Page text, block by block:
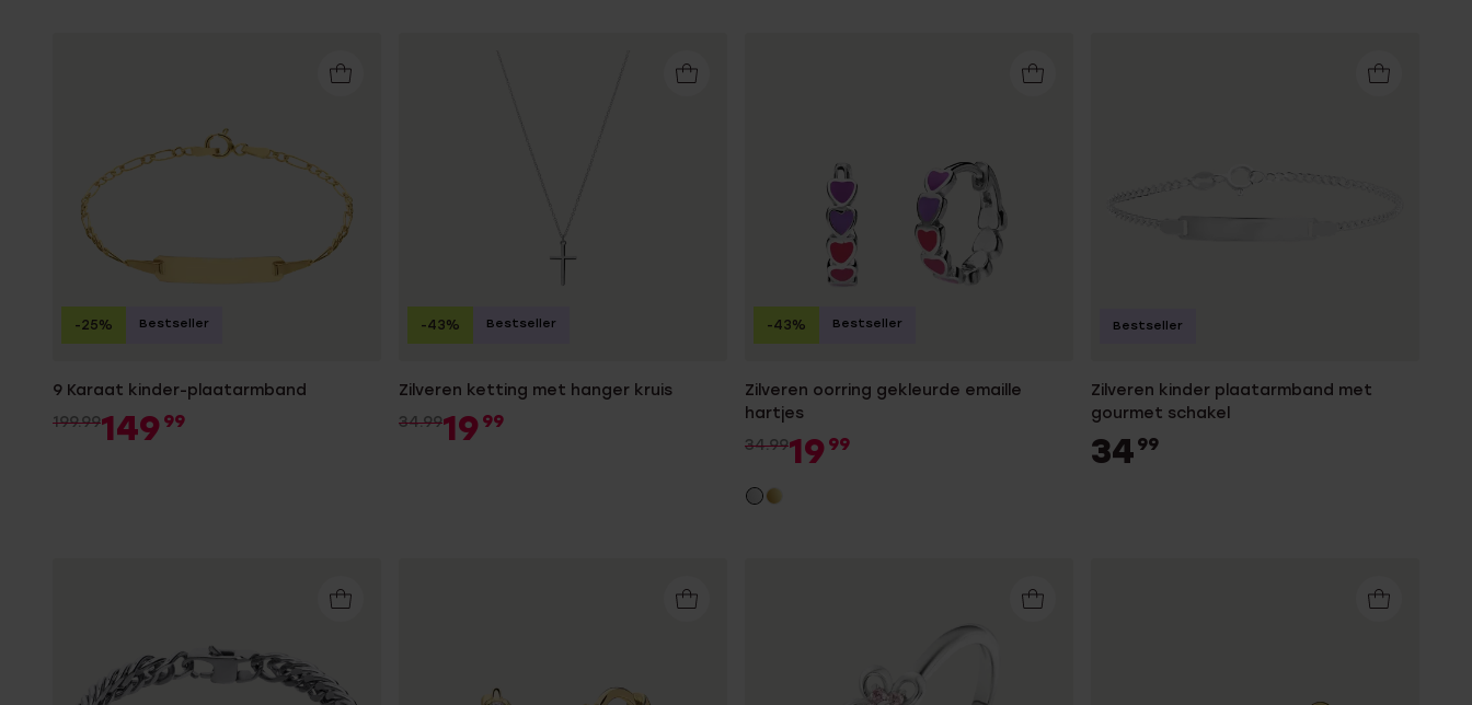
9 Karaat kinder-plaatarmband
199.99149 99
-25% Bestseller
Zilveren ketting met hanger kruis
34.9919 99
-43% Bestseller
Zilveren oorring gekleurde emaille
hartjes
34.9919 99
-43% Bestseller
Zilveren kinder plaatarmband met
gourmet schakel
34 99
Bestseller